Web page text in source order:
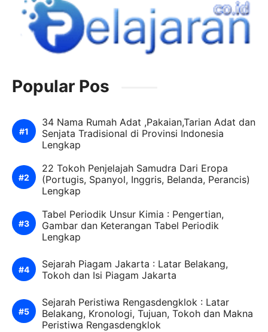
Popular Pos
34 Nama Rumah Adat ,Pakaian,Tarian Adat dan
Senjata Tradisional di Provinsi Indonesia
Lengkap
22 Tokoh Penjelajah Samudra Dari Eropa
(Portugis, Spanyol, Inggris, Belanda, Perancis)
Lengkap
Tabel Periodik Unsur Kimia : Pengertian,
Gambar dan Keterangan Tabel Periodik
Lengkap
Sejarah Piagam Jakarta : Latar Belakang,
Tokoh dan Isi Piagam Jakarta
Sejarah Peristiwa Rengasdengklok : Latar
Belakang, Kronologi, Tujuan, Tokoh dan Makna
Peristiwa Rengasdengklok